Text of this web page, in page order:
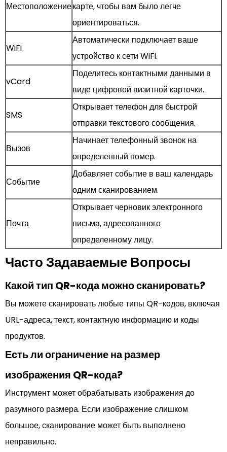
Местоположениекарте, чтобы вам было легче
ориентироваться.
WiFi
Автоматически подключает ваше
устройство к сети WiFi.
vCard
Поделитесь контактными данными в
виде цифровой визитной карточки.
SMS
Открывает телефон для быстрой
отправки текстового сообщения.
Вызов
Начинает телефонный звонок на
определенный номер.
Событие
Добавляет событие в ваш календарь
одним сканированием.
Почта
Открывает черновик электронного
письма, адресованного
определенному лицу.
Часто Задаваемые Вопросы
Какой тип QR-кода можно сканировать?
Вы можете сканировать любые типы QR-кодов, включая
URL-адреса, текст, контактную информацию и коды
продуктов.
Есть ли ограничение на размер
изображения QR-кода?
Инструмент может обрабатывать изображения до
разумного размера. Если изображение слишком
большое, сканирование может быть выполнено
неправильно.